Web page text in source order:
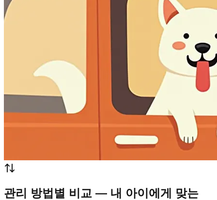
관리 방법별 비교 — 내 아이에게 맞는